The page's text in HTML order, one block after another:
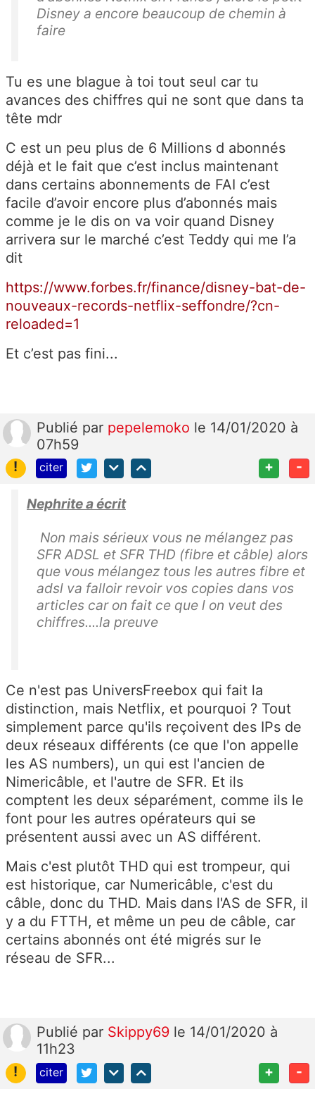
Disney a encore beaucoup de chemin à
faire
Tu es une blague à toi tout seul car tu
avances des chiffres qui ne sont que dans ta
tête mdr
C est un peu plus de 6 Millions d abonnés
déjà et le fait que c’est inclus maintenant
dans certains abonnements de FAI c’est
facile d’avoir encore plus d’abonnés mais
comme je le dis on va voir quand Disney
arrivera sur le marché c’est Teddy qui me l’a
dit
https://www.forbes.fr/finance/disney-bat-de-
nouveaux-records-netflix-seffondre/?cn-
reloaded=1
Et c’est pas fini...
Publié par pepelemoko le 14/01/2020 à
07h59
!
citer + -
Nephrite a écrit
Non mais sérieux vous ne mélangez pas
SFR ADSL et SFR THD (fibre et câble) alors
que vous mélangez tous les autres fibre et
adsl va falloir revoir vos copies dans vos
articles car on fait ce que l on veut des
chiffres....la preuve
Ce n'est pas UniversFreebox qui fait la
distinction, mais Netflix, et pourquoi ? Tout
simplement parce qu'ils reçoivent des IPs de
deux réseaux différents (ce que l'on appelle
les AS numbers), un qui est l'ancien de
Nimericâble, et l'autre de SFR. Et ils
comptent les deux séparément, comme ils le
font pour les autres opérateurs qui se
présentent aussi avec un AS différent.
Mais c'est plutôt THD qui est trompeur, qui
est historique, car Numericâble, c'est du
câble, donc du THD. Mais dans l'AS de SFR, il
y a du FTTH, et même un peu de câble, car
certains abonnés ont été migrés sur le
réseau de SFR...
Publié par Skippy69 le 14/01/2020 à
11h23
!
citer + -